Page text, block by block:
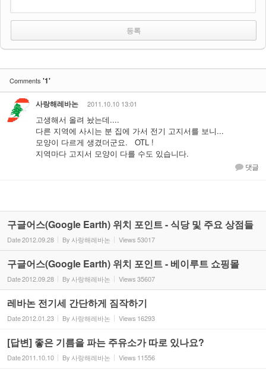
Comments '1'
사랑해레바논 2011.10.10 13:01
고생해서 올려 놨는데....
다른 지역에 사시는 분 집에 가서 전기 고지서를 보니...
모양이 다르게 생겼더군요. OTL !
지역마다 고지서 모양이 다를 수도 있습니다.
댓글
구글어스(Google Earth) 위치 포인트 - 식당 및 주요 상점들
Date2012.09.28 By 사랑해레바논 Views53017
구글어스(Google Earth) 위치 포인트 - 베이루트 쇼핑몰
Date2012.09.28 By 사랑해레바논 Views35607
레바논 전기세 간단하게 짐작하기
Date2012.01.23 By 사랑해레바논 Views 16293
[답변] 좋은 기름을 파는 주유소가 따로 있나요?
Date2011.10.10 By 사랑해레바논 Views 11556